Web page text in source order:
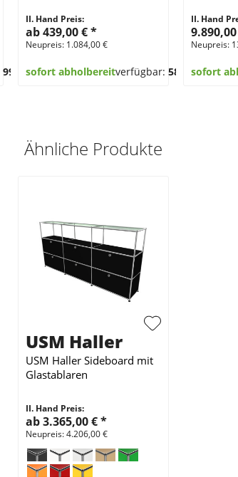
99
II. Hand Preis:
ab 439,00 €*
Neupreis: 1.084,00 €
sofort abholbereitverfügbar: 580
II. Hand
Neupreis:
sofort
Ähnliche Produkte
USM Haller
USM Haller Sideboard mit
Glastablaren
II. Hand Preis:
ab 3.365,00 €*
Neupreis: 4.206,00 €